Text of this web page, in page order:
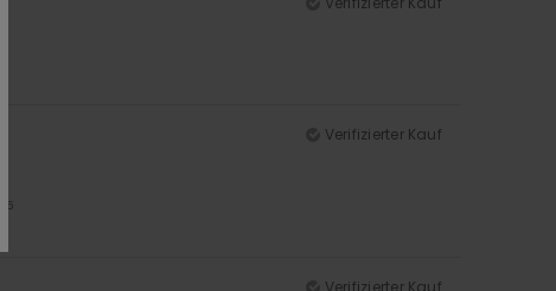
Verifizierter Kauf
/5